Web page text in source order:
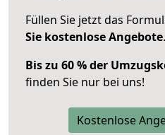
Füllen Sie jetzt das
Sie kostenlose Angebote.
Bis zu 60 % der
finden Sie nur bei uns!
Kostenlose